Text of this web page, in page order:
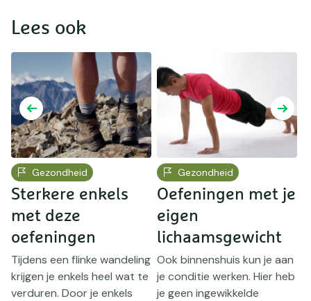
Lees ook
Gezondheid
Sterkere enkels
met deze
oefeningen
Tijdens een flinke wandeling
krijgen je enkels heel wat te
verduren. Door je enkels
Gezondheid
Oefeningen met je
eigen
lichaamsgewicht
Ook binnenshuis kun je aan
je conditie werken. Hier heb
je geen ingewikkelde